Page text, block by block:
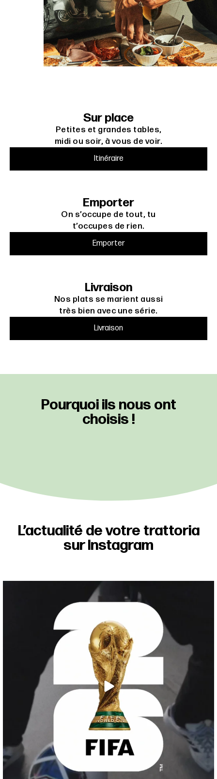
Sur place
Petites et grandes tables,
midi ou soir, à vous de voir.
Itinéraire
Emporter
On s’occupe de tout, tu
t’occupes de rien.
Emporter
Livraison
Nos plats se marient aussi
très bien avec une série.
Livraison
Pourquoi ils nous ont
choisis !
L’actualité de votre trattoria
sur Instagram
C`est l`heure du calcio !!
La Coupe du
...
27 5